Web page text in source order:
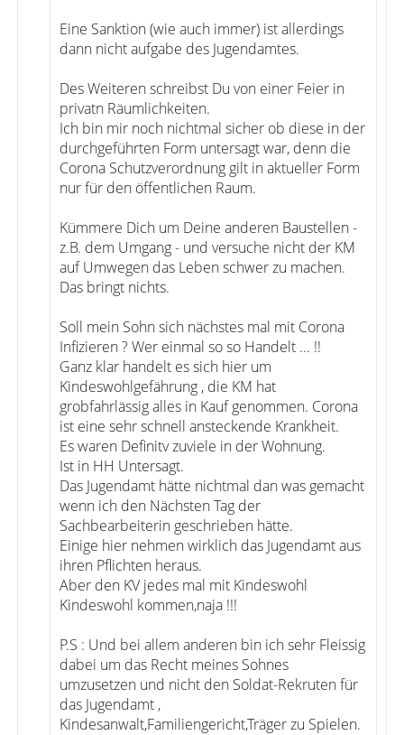
Eine Sanktion (wie auch immer) ist allerdings
dann nicht aufgabe des Jugendamtes.
Des Weiteren schreibst Du von einer Feier in
privatn Räumlichkeiten.
Ich bin mir noch nichtmal sicher ob diese in der
durchgeführten Form untersagt war, denn die
Corona Schutzverordnung gilt in aktueller Form
nur für den öffentlichen Raum.
Kümmere Dich um Deine anderen Baustellen -
z.B. dem Umgang - und versuche nicht der KM
auf Umwegen das Leben schwer zu machen.
Das bringt nichts.
Soll mein Sohn sich nächstes mal mit Corona
Infizieren ? Wer einmal so so Handelt ... !!
Ganz klar handelt es sich hier um
Kindeswohlgefährung , die KM hat
grobfahrlässig alles in Kauf genommen. Corona
ist eine sehr schnell ansteckende Krankheit.
Es waren Definitv zuviele in der Wohnung.
Ist in HH Untersagt.
Das Jugendamt hätte nichtmal dan was gemacht
wenn ich den Nächsten Tag der
Sachbearbeiterin geschrieben hätte.
Einige hier nehmen wirklich das Jugendamt aus
ihren Pflichten heraus.
Aber den KV jedes mal mit Kindeswohl
Kindeswohl kommen,naja !!!
P.S : Und bei allem anderen bin ich sehr Fleissig
dabei um das Recht meines Sohnes
umzusetzen und nicht den Soldat-Rekruten für
das Jugendamt ,
Kindesanwalt,Familiengericht,Träger zu Spielen.